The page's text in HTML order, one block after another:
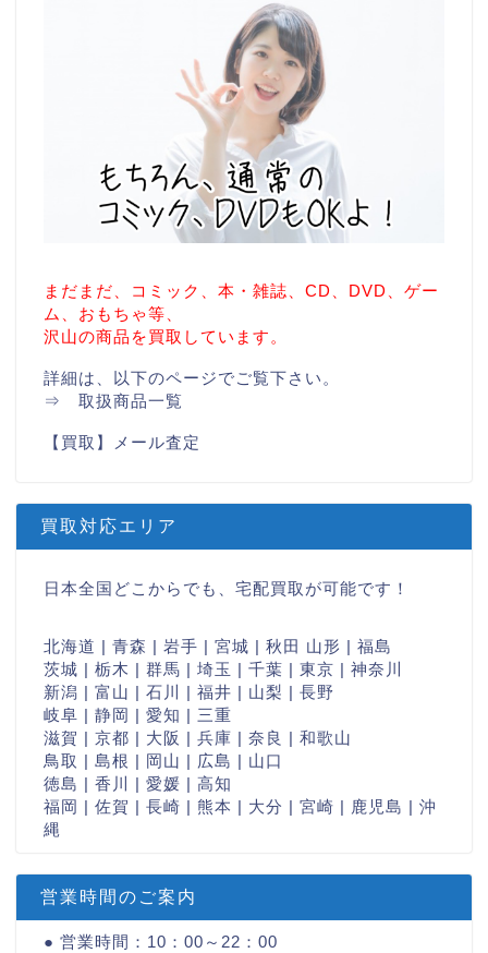
まだまだ、コミック、本・雑誌、CD、DVD、ゲー
ム、おもちゃ等、
沢山の商品を買取しています。
詳細は、以下のページでご覧下さい。
⇒ 取扱商品一覧
【買取】メール査定
買取対応エリア
日本全国どこからでも、宅配買取が可能です！
北海道 | 青森 | 岩手 | 宮城 | 秋田 山形 | 福島
茨城 | 栃木 | 群馬 | 埼玉 | 千葉 | 東京 | 神奈川
新潟 | 富山 | 石川 | 福井 | 山梨 | 長野
岐阜 | 静岡 | 愛知 | 三重
滋賀 | 京都 | 大阪 | 兵庫 | 奈良 | 和歌山
鳥取 | 島根 | 岡山 | 広島 | 山口
徳島 | 香川 | 愛媛 | 高知
福岡 | 佐賀 | 長崎 | 熊本 | 大分 | 宮崎 | 鹿児島 | 沖
縄
営業時間のご案内
● 営業時間：10：00～22：00